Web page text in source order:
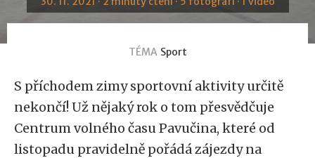
TÉMA Sport
S příchodem zimy sportovní aktivity určitě
nekončí! Už nějaký rok o tom přesvědčuje
Centrum volného času Pavučina, které od
listopadu pravidelně pořádá zájezdy na